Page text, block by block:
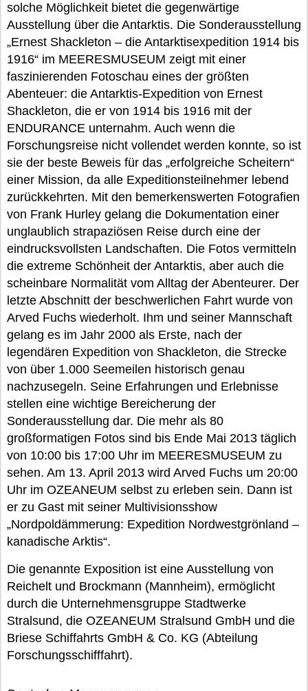
solche Möglichkeit bietet die gegenwärtige
Ausstellung über die Antarktis. Die Sonderausstellung
„Ernest Shackleton – die Antarktisexpedition 1914 bis
1916“ im MEERESMUSEUM zeigt mit einer
faszinierenden Fotoschau eines der größten
Abenteuer: die Antarktis-Expedition von Ernest
Shackleton, die er von 1914 bis 1916 mit der
ENDURANCE unternahm. Auch wenn die
Forschungsreise nicht vollendet werden konnte, so ist
sie der beste Beweis für das „erfolgreiche Scheitern“
einer Mission, da alle Expeditionsteilnehmer lebend
zurückkehrten. Mit den bemerkenswerten Fotografien
von Frank Hurley gelang die Dokumentation einer
unglaublich strapaziösen Reise durch eine der
eindrucksvollsten Landschaften. Die Fotos vermitteln
die extreme Schönheit der Antarktis, aber auch die
scheinbare Normalität vom Alltag der Abenteurer. Der
letzte Abschnitt der beschwerlichen Fahrt wurde von
Arved Fuchs wiederholt. Ihm und seiner Mannschaft
gelang es im Jahr 2000 als Erste, nach der
legendären Expedition von Shackleton, die Strecke
von über 1.000 Seemeilen historisch genau
nachzusegeln. Seine Erfahrungen und Erlebnisse
stellen eine wichtige Bereicherung der
Sonderausstellung dar. Die mehr als 80
großformatigen Fotos sind bis Ende Mai 2013 täglich
von 10:00 bis 17:00 Uhr im MEERESMUSEUM zu
sehen. Am 13. April 2013 wird Arved Fuchs um 20:00
Uhr im OZEANEUM selbst zu erleben sein. Dann ist
er zu Gast mit seiner Multivisionsshow
„Nordpoldämmerung: Expedition Nordwestgrönland –
kanadische Arktis“.
Die genannte Exposition ist eine Ausstellung von
Reichelt und Brockmann (Mannheim), ermöglicht
durch die Unternehmensgruppe Stadtwerke
Stralsund, die OZEANEUM Stralsund GmbH und die
Briese Schiffahrts GmbH & Co. KG (Abteilung
Forschungsschifffahrt).